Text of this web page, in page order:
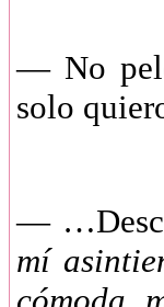
— No
solo
—
mí